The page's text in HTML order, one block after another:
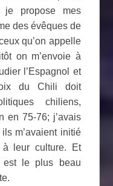
je propose mes
des évêques de
qu’on appelle
on m’envoie à
l’Espagnol et
du Chili doit
chiliens,
en 75-76; j’avais
m’avaient initié
leur culture. Et
est le plus beau